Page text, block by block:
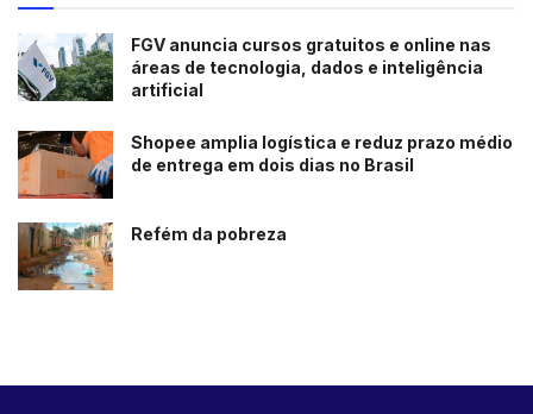
FGV anuncia cursos gratuitos e online nas
áreas de tecnologia, dados e inteligência
artificial
Shopee amplia logística e reduz prazo médio
de entrega em dois dias no Brasil
Refém da pobreza